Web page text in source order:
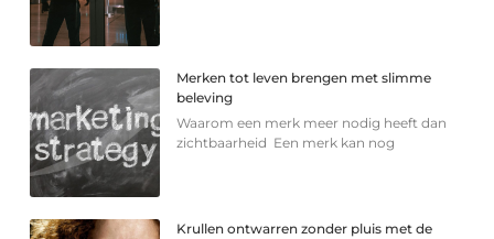
Merken tot leven brengen met slimme
beleving
Waarom een merk meer nodig heeft dan
zichtbaarheid Een merk kan nog
Krullen ontwarren zonder pluis met de